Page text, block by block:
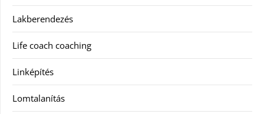
Lakberendezés
Life coach coaching
Linképítés
Lomtalanítás